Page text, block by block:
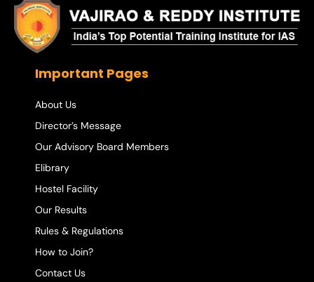
Important Pages
About Us
Director’s Message
Our Advisory Board Members
Elibrary
Hostel Facility
Our Results
Rules & Regulations
How to Join?
Contact Us